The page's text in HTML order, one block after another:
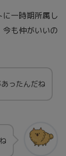
一時期所属し
も仲がいいの
ったんだね